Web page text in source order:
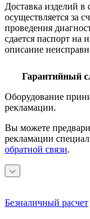
Доставка изделий в
осуществляется за
проведения
сдается паспорт на
описание
Гарантийный
Оборудование
рекламации.
Вы можете
рекламации
обратной связи.
Безналичный расчет